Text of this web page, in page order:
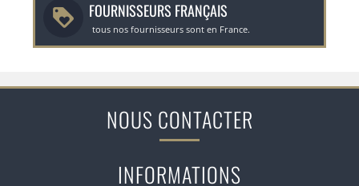
FOURNISSEURS FRANÇAIS
tous nos fournisseurs sont en France.
NOUS CONTACTER
INFORMATIONS